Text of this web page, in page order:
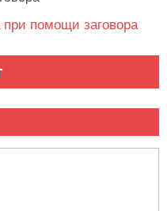
помощи заговора